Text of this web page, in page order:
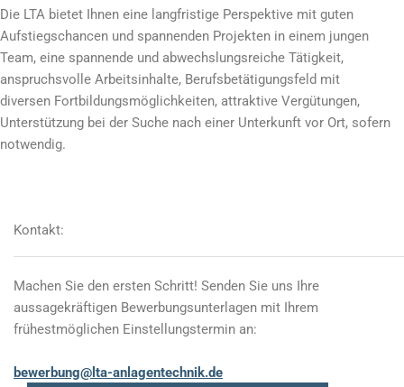
Die LTA bietet Ihnen eine langfristige Perspektive mit guten
Aufstiegschancen und spannenden Projekten in einem jungen
Team, eine spannende und abwechslungsreiche Tätigkeit,
anspruchsvolle Arbeitsinhalte, Berufsbetätigungsfeld mit
diversen Fortbildungsmöglichkeiten, attraktive Vergütungen,
Unterstützung bei der Suche nach einer Unterkunft vor Ort, sofern
notwendig.
Kontakt:
Machen Sie den ersten Schritt! Senden Sie uns Ihre
aussagekräftigen Bewerbungsunterlagen mit Ihrem
frühestmöglichen Einstellungstermin an:
bewerbung@lta-anlagentechnik.de